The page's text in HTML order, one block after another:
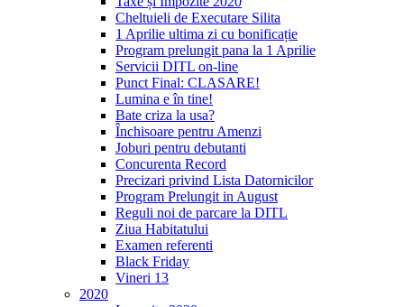
Cheltuieli de Executare Silita
1 Aprilie ultima zi cu bonificație
Program prelungit pana la 1 Aprilie
Servicii DITL on-line
Punct Final: CLASARE!
Lumina e în tine!
Bate criza la usa?
Închisoare pentru Amenzi
Joburi pentru debutanti
Concurenta Record
Precizari privind Lista Datornicilor
Program Prelungit in August
Reguli noi de parcare la DITL
Ziua Habitatului
Examen referenti
Black Friday
Vineri 13
2020